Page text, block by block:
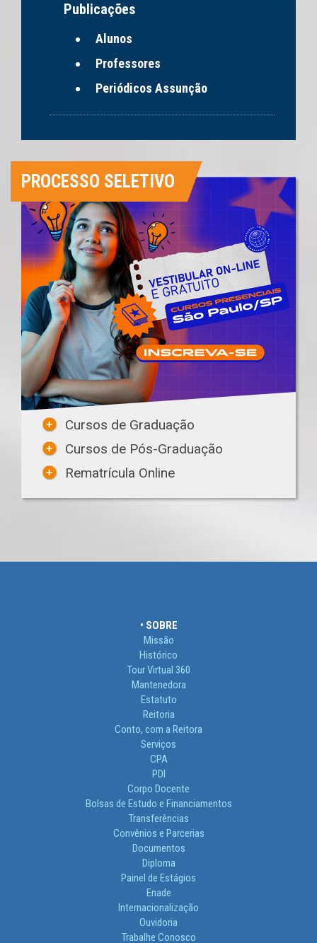
Publicações
Alunos
Professores
Periódicos Assunção
PROCESSO SELETIVO
Cursos de Graduação
Cursos de Pós-Graduação
Rematrícula Online
• SOBRE
Missão
Histórico
Tour Virtual 360
Mantenedora
Estatuto
Reitoria
Conto, com a Reitora
Serviços
CPA
PDI
Corpo Docente
Bolsas de Estudo e Financiamentos
Transferências
Convênios e Parcerias
Documentos
Diploma
Painel de Estágios
Enade
Internacionalização
Ouvidoria
Trabalhe Conosco